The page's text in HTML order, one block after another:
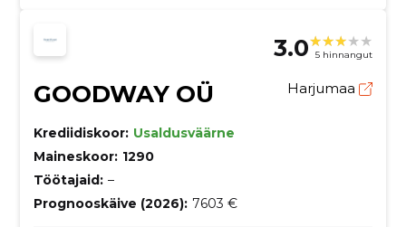
3.0 5 hinnangut
GOODWAY OÜ Harjumaa
Krediidiskoor: Usaldusväärne
Maineskoor: 1290
Töötajaid: –
Prognooskäive (2026): 7603 €